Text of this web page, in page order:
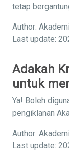
tetap
Author:
Last update:
Adakah
untuk
Ya! Boleh
pengiklanan
Author:
Last update: